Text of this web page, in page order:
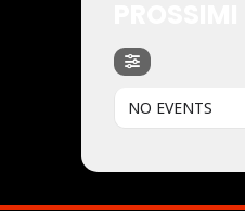
NO EVENTS